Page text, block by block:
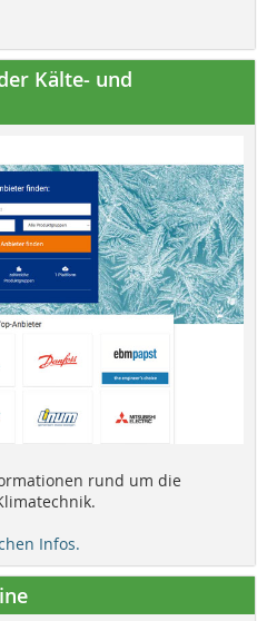
Kälte- und
rund um die
Infos.